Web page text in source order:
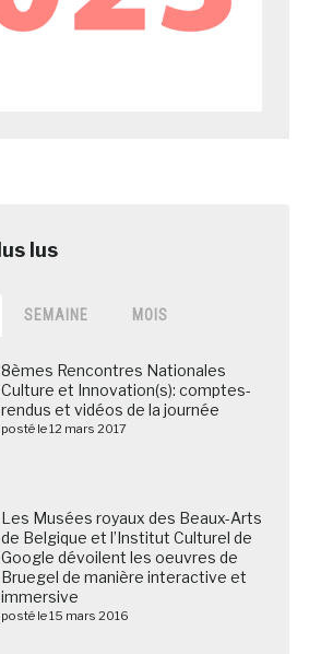
SEMAINE MOIS
8èmes Rencontres Nationales
Culture et Innovation(s): comptes-
rendus et vidéos de la journée
posté le 12 mars 2017
Les Musées royaux des Beaux-Arts
de Belgique et l’Institut Culturel de
Google dévoilent les oeuvres de
Bruegel de manière interactive et
immersive
posté le 15 mars 2016